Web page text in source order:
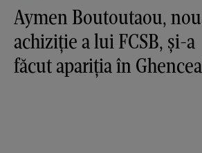
Aymen Boutoutaou,
achiziție a lui FCSB, și-a
făcut apariția în